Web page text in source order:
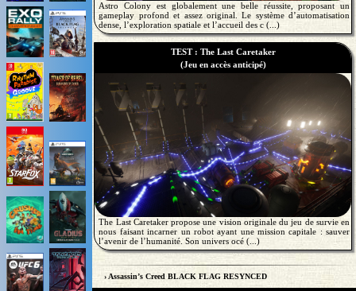
Astro Colony est globalement une belle réussite, proposant un
gameplay profond et assez original. Le système d’automatisation
dense, l’exploration spatiale et l’accueil des c (...)
TEST : The Last Caretaker
(Jeu en accès anticipé)
The Last Caretaker propose une vision originale du jeu de survie en
nous faisant incarner un robot ayant une mission capitale : sauver
l’avenir de l’humanité. Son univers océ (...)
› Assassin’s Creed BLACK FLAG RESYNCED